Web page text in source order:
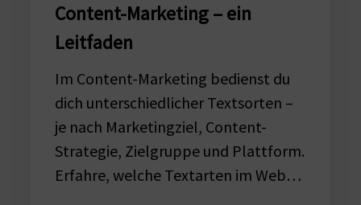
Content-Marketing – ein
Leitfaden
Im Content-Marketing bedienst du
dich unterschiedlicher Textsorten –
je nach Marketingziel, Content-
Strategie, Zielgruppe und Plattform.
Erfahre, welche Textarten im Web…